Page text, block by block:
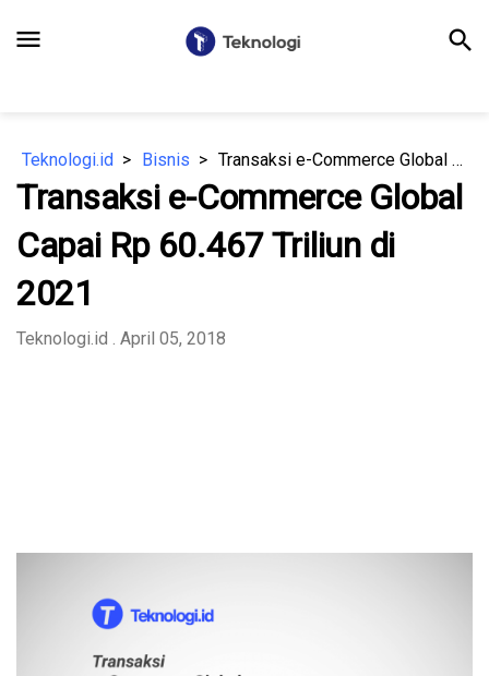
menu search
Teknologi.id Bisnis Transaksi e-Commerce Global Capai Rp 60.467 Triliun di 2021
Transaksi e-Commerce Global
Capai Rp 60.467 Triliun di
2021
Teknologi.id . April 05, 2018